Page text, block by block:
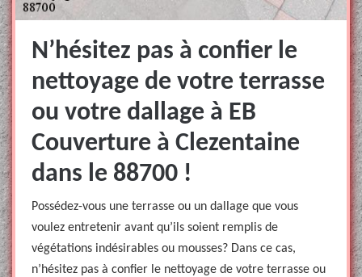
N’hésitez pas à confier le
nettoyage de votre terrasse
ou votre dallage à EB
Couverture à Clezentaine
dans le 88700 !
Possédez-vous une terrasse ou un dallage que vous
voulez entretenir avant qu’ils soient remplis de
végétations indésirables ou mousses? Dans ce cas,
n’hésitez pas à confier le nettoyage de votre terrasse ou